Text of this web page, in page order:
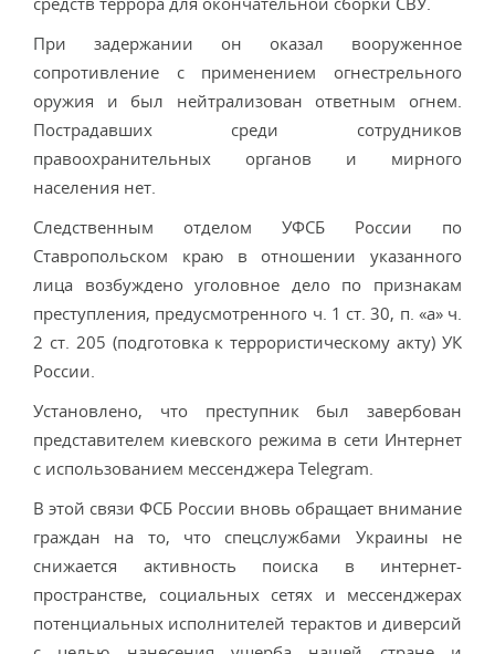
При задержании он оказал вооруженное
сопротивление с применением огнестрельного
оружия и был нейтрализован ответным огнем.
Пострадавших среди сотрудников
правоохранительных органов и мирного
населения нет.
Следственным отделом УФСБ России по
Ставропольском краю в отношении указанного
лица возбуждено уголовное дело по признакам
преступления, предусмотренного ч. 1 ст. 30, п. «а» ч.
2 ст. 205 (подготовка к террористическому акту) УК
России.
Установлено, что преступник был завербован
представителем киевского режима в сети Интернет
с использованием мессенджера Telegram.
В этой связи ФСБ России вновь обращает внимание
граждан на то, что спецслужбами Украины не
снижается активность поиска в интернет-
пространстве, социальных сетях и мессенджерах
потенциальных исполнителей терактов и диверсий